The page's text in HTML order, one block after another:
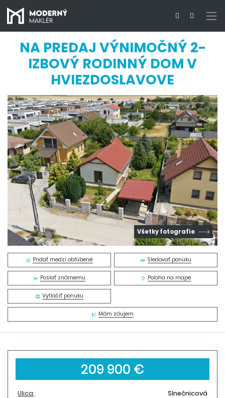
NA PREDAJ VÝNIMOČNÝ 2-
IZBOVÝ RODINNÝ DOM V
HVIEZDOSLAVOVE
Všetky fotografie
Pridať medzi obľúbené Sledovať ponuku
Poslať známemu Poloha na mape
Vytlačiť ponuku
Mám záujem
209 900 €
Ulica:
Slnečnicová